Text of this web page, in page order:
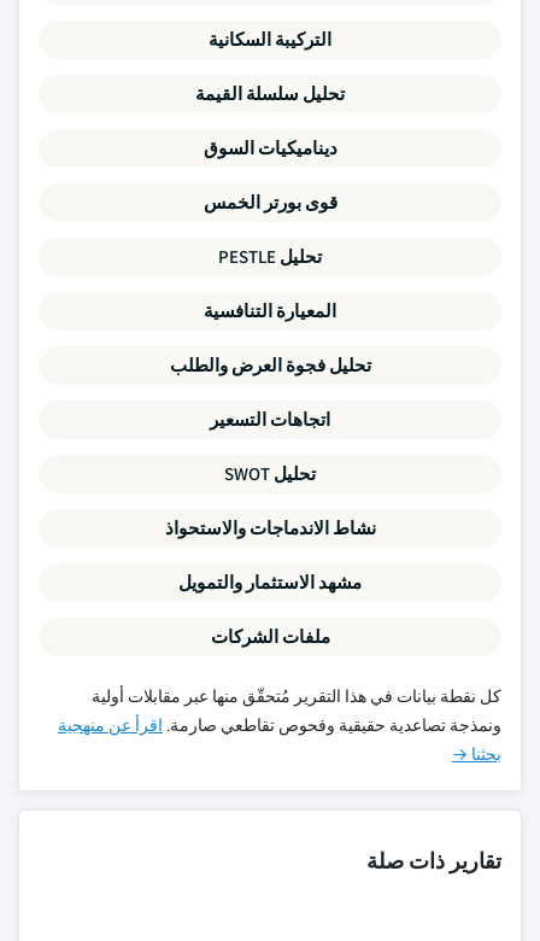
التركيبة السكانية
تحليل سلسلة القيمة
ديناميكيات السوق
قوى بورتر الخمس
تحليل PESTLE
المعيارة التنافسية
تحليل فجوة العرض والطلب
اتجاهات التسعير
تحليل SWOT
نشاط الاندماجات والاستحواذ
مشهد الاستثمار والتمويل
ملفات الشركات
كل نقطة بيانات في هذا التقرير مُتحقّق منها عبر مقابلات أولية
ونمذجة تصاعدية حقيقية وفحوص تقاطعي صارمة. اقرأ عن منهجية
بحثنا →
تقارير ذات صلة